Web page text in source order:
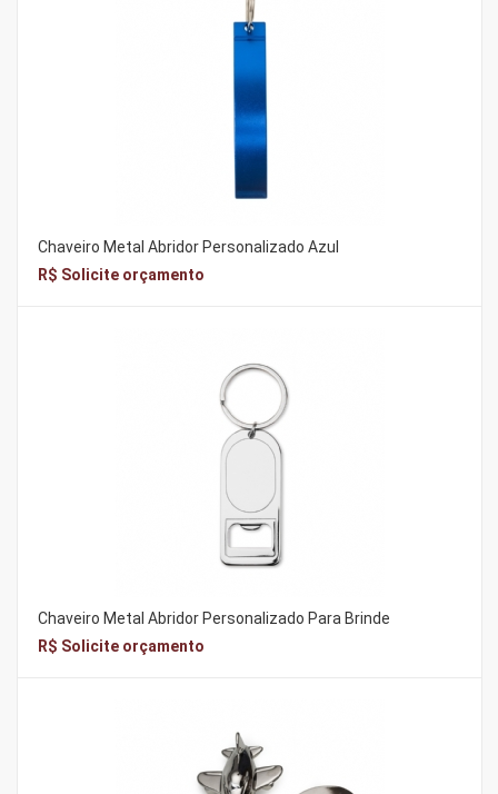
Chaveiro Metal Abridor Personalizado Azul
R$ Solicite orçamento
Chaveiro Metal Abridor Personalizado Para Brinde
R$ Solicite orçamento